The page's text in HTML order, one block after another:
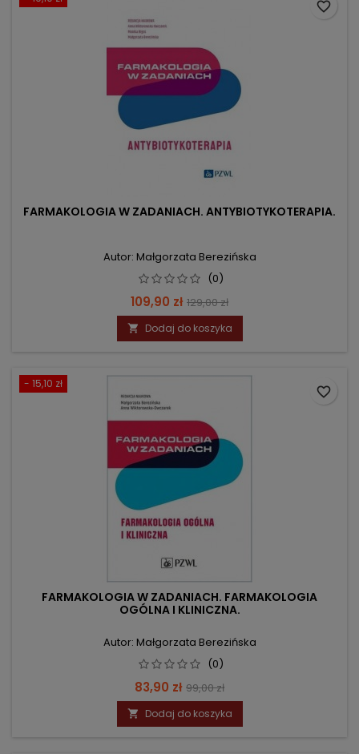
FARMAKOLOGIA W ZADANIACH. ANTYBIOTYKOTERAPIA.
Autor: Małgorzata Berezińska
(0)
Cena
109,90 zł Cena
podstawowa
129,00 zł
 Dodaj do koszyka
favorite_border
- 15,10 zł
FARMAKOLOGIA W ZADANIACH. FARMAKOLOGIA
OGÓLNA I KLINICZNA.
Autor: Małgorzata Berezińska
(0)
Cena
83,90 zł Cena
podstawowa
99,00 zł
 Dodaj do koszyka
favorite_border